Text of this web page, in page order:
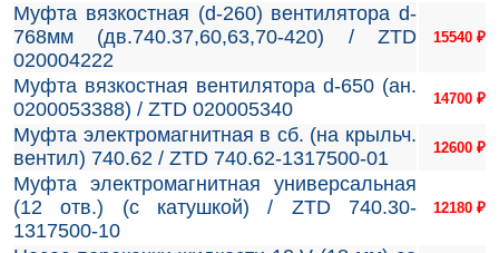
Муфта вязкостная (d-260) вентилятора d-
768мм (дв.740.37,60,63,70-420) / ZTD
020004222
15540 ₽
Муфта вязкостная вентилятора d-650 (ан.
0200053388) / ZTD 020005340
14700 ₽
Муфта электромагнитная в сб. (на крыльч.
вентил) 740.62 / ZTD 740.62-1317500-01
12600 ₽
Муфта электромагнитная универсальная
(12 отв.) (с катушкой) / ZTD 740.30-
1317500-10
12180 ₽